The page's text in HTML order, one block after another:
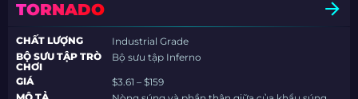
TORNADO
CHẤT LƯỢNG
Industrial Grade
BỘ SƯU TẬP TRÒ
CHƠI
Bộ sưu tập Inferno
GIÁ
$3.61 – $159